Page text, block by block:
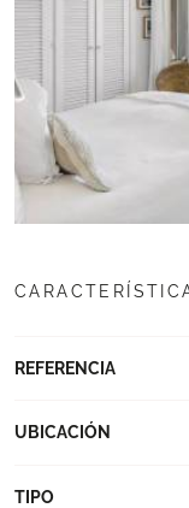
REFERENCIA
UBICACIÓN
TIPO